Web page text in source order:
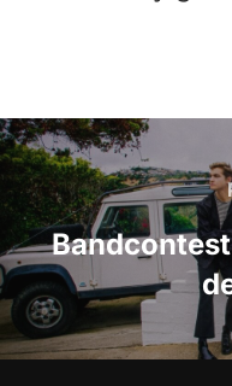
Beitrags-
Navigation